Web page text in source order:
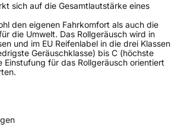
sich auf die Gesamtlautstärke eines
den eigenen Fahrkomfort als auch die
die Umwelt. Das Rollgeräusch wird in
und im EU Reifenlabel in die drei Klassen
Geräuschklasse) bis C (höchste
Einstufung für das Rollgeräusch orientiert